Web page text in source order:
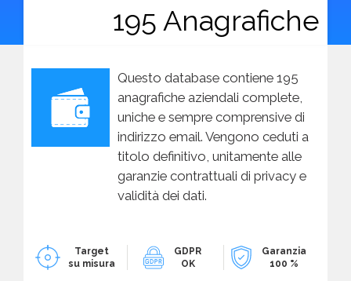
195 Anagrafiche
Questo database contiene 195
anagrafiche aziendali complete,
uniche e sempre comprensive di
indirizzo email. Vengono ceduti a
titolo definitivo, unitamente alle
garanzie contrattuali di privacy e
validità dei dati.
Target
su misura
GDPR
OK
Garanzia
100 %